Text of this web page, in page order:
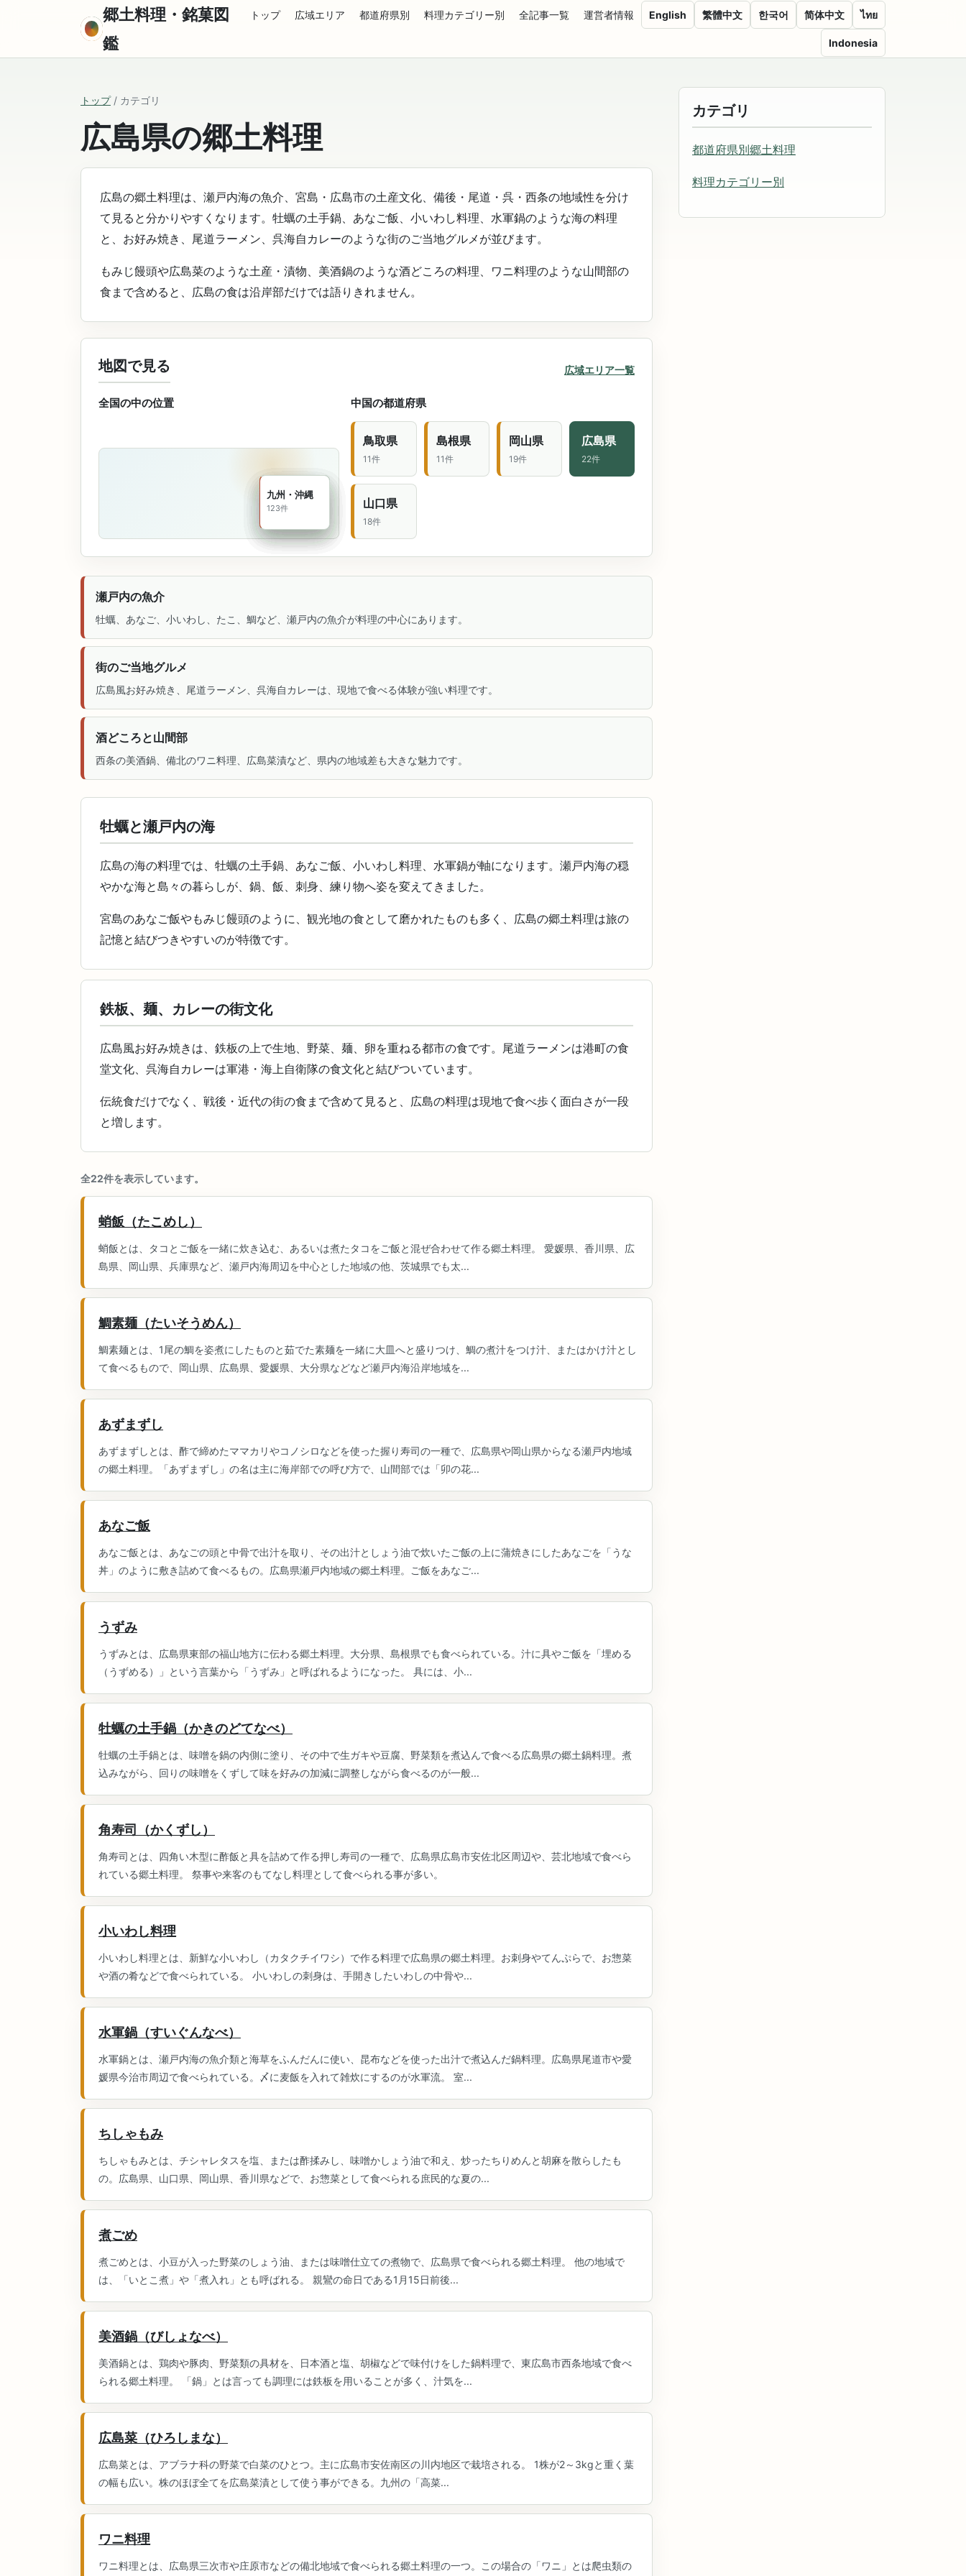
郷土料理・銘菓図
鑑
トップ 広域エリア 都道府県別 料理カテゴリー別 全記事一覧 運営者情報 English 繁體中文 한국어 简体中文 ไทย
Indonesia
トップ/ カテゴリ
広島県の郷土料理
広島の郷土料理は、瀬戸内海の魚介、宮島・広島市の土産文化、備後・尾道・呉・西条の地域性を分け
て見ると分かりやすくなります。牡蠣の土手鍋、あなご飯、小いわし料理、水軍鍋のような海の料理
と、お好み焼き、尾道ラーメン、呉海自カレーのような街のご当地グルメが並びます。
もみじ饅頭や広島菜のような土産・漬物、美酒鍋のような酒どころの料理、ワニ料理のような山間部の
食まで含めると、広島の食は沿岸部だけでは語りきれません。
地図で見る 広域エリア一覧
全国の中の位置
北海道・東北
121件
関東
85件
中部
126件
関西
100件
中国
74件
四国
57件
九州・沖縄
123件
中国の都道府県
鳥取県
11件
島根県
11件
岡山県
19件
広島県
22件
山口県
18件
瀬戸内の魚介
牡蠣、あなご、小いわし、たこ、鯛など、瀬戸内の魚介が料理の中心にあります。
街のご当地グルメ
広島風お好み焼き、尾道ラーメン、呉海自カレーは、現地で食べる体験が強い料理です。
酒どころと山間部
西条の美酒鍋、備北のワニ料理、広島菜漬など、県内の地域差も大きな魅力です。
牡蠣と瀬戸内の海
広島の海の料理では、牡蠣の土手鍋、あなご飯、小いわし料理、水軍鍋が軸になります。瀬戸内海の穏
やかな海と島々の暮らしが、鍋、飯、刺身、練り物へ姿を変えてきました。
宮島のあなご飯やもみじ饅頭のように、観光地の食として磨かれたものも多く、広島の郷土料理は旅の
記憶と結びつきやすいのが特徴です。
鉄板、麺、カレーの街文化
広島風お好み焼きは、鉄板の上で生地、野菜、麺、卵を重ねる都市の食です。尾道ラーメンは港町の食
堂文化、呉海自カレーは軍港・海上自衛隊の食文化と結びついています。
伝統食だけでなく、戦後・近代の街の食まで含めて見ると、広島の料理は現地で食べ歩く面白さが一段
と増します。
全22件を表示しています。
蛸飯（たこめし）
蛸飯とは、タコとご飯を一緒に炊き込む、あるいは煮たタコをご飯と混ぜ合わせて作る郷土料理。 愛媛県、香川県、広
島県、岡山県、兵庫県など、瀬戸内海周辺を中心とした地域の他、茨城県でも太...
鯛素麺（たいそうめん）
鯛素麺とは、1尾の鯛を姿煮にしたものと茹でた素麺を一緒に大皿へと盛りつけ、鯛の煮汁をつけ汁、またはかけ汁とし
て食べるもので、岡山県、広島県、愛媛県、大分県などなど瀬戸内海沿岸地域を...
あずまずし
あずまずしとは、酢で締めたママカリやコノシロなどを使った握り寿司の一種で、広島県や岡山県からなる瀬戸内地域
の郷土料理。「あずまずし」の名は主に海岸部での呼び方で、山間部では「卯の花...
あなご飯
あなご飯とは、あなごの頭と中骨で出汁を取り、その出汁としょう油で炊いたご飯の上に蒲焼きにしたあなごを「うな
丼」のように敷き詰めて食べるもの。広島県瀬戸内地域の郷土料理。ご飯をあなご...
うずみ
うずみとは、広島県東部の福山地方に伝わる郷土料理。大分県、島根県でも食べられている。汁に具やご飯を「埋める
（うずめる）」という言葉から「うずみ」と呼ばれるようになった。 具には、小...
牡蠣の土手鍋（かきのどてなべ）
牡蠣の土手鍋とは、味噌を鍋の内側に塗り、その中で生ガキや豆腐、野菜類を煮込んで食べる広島県の郷土鍋料理。煮
込みながら、回りの味噌をくずして味を好みの加減に調整しながら食べるのが一般...
角寿司（かくずし）
角寿司とは、四角い木型に酢飯と具を詰めて作る押し寿司の一種で、広島県広島市安佐北区周辺や、芸北地域で食べら
れている郷土料理。 祭事や来客のもてなし料理として食べられる事が多い。
小いわし料理
小いわし料理とは、新鮮な小いわし（カタクチイワシ）で作る料理で広島県の郷土料理。お刺身やてんぷらで、お惣菜
や酒の肴などで食べられている。 小いわしの刺身は、手開きしたいわしの中骨や...
水軍鍋（すいぐんなべ）
水軍鍋とは、瀬戸内海の魚介類と海草をふんだんに使い、昆布などを使った出汁で煮込んだ鍋料理。広島県尾道市や愛
媛県今治市周辺で食べられている。〆に麦飯を入れて雑炊にするのが水軍流。 室...
ちしゃもみ
ちしゃもみとは、チシャレタスを塩、または酢揉みし、味噌かしょう油で和え、炒ったちりめんと胡麻を散らしたも
の。広島県、山口県、岡山県、香川県などで、お惣菜として食べられる庶民的な夏の...
煮ごめ
煮ごめとは、小豆が入った野菜のしょう油、または味噌仕立ての煮物で、広島県で食べられる郷土料理。 他の地域で
は、「いとこ煮」や「煮入れ」とも呼ばれる。 親鸞の命日である1月15日前後...
美酒鍋（びしょなべ）
美酒鍋とは、鶏肉や豚肉、野菜類の具材を、日本酒と塩、胡椒などで味付けをした鍋料理で、東広島市西条地域で食べ
られる郷土料理。 「鍋」とは言っても調理には鉄板を用いることが多く、汁気を...
広島菜（ひろしまな）
広島菜とは、アブラナ科の野菜で白菜のひとつ。主に広島市安佐南区の川内地区で栽培される。 1株が2～3kgと重く葉
の幅も広い。株のほぼ全てを広島菜漬として使う事ができる。九州の「高菜...
ワニ料理
ワニ料理とは、広島県三次市や庄原市などの備北地域で食べられる郷土料理の一つ。この場合の「ワニ」とは爬虫類の
カテゴリ
都道府県別郷土料理
料理カテゴリー別